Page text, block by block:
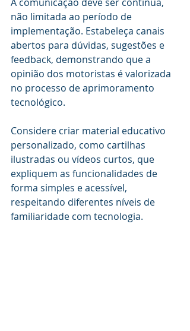
não limitada ao período de
implementação. Estabeleça canais
abertos para dúvidas, sugestões e
feedback, demonstrando que a
opinião dos motoristas é valorizada
no processo de aprimoramento
tecnológico.
Considere criar material educativo
personalizado, como cartilhas
ilustradas ou vídeos curtos, que
expliquem as funcionalidades de
forma simples e acessível,
respeitando diferentes níveis de
familiaridade com tecnologia.